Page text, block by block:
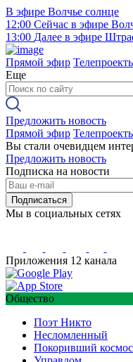
В эфире Волчье солнце
12:00 Сейчас в эфире
13:00 Далее в эфире
Прямой эфир
Еще
Предложить новость
Прямой эфир
Вы стали очевидцем
Предложить новость
Подписка на новости
Подписаться
Мы в социальных сетях
Приложения 12 канала
Общество
Поэт Никто
Несломленный
Покоривший космос